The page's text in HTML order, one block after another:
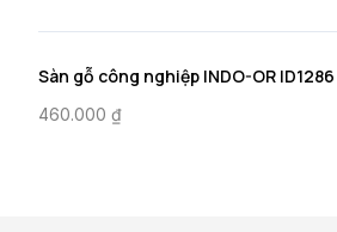
Sàn gỗ công nghiệp INDO-OR ID1286
460.000 ₫